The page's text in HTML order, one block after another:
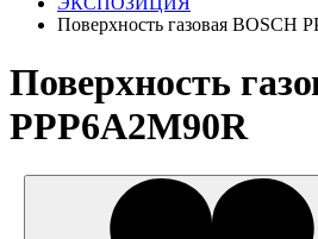
Поверхность газовая BOSCH
Поверхность
PPP6A2M90R